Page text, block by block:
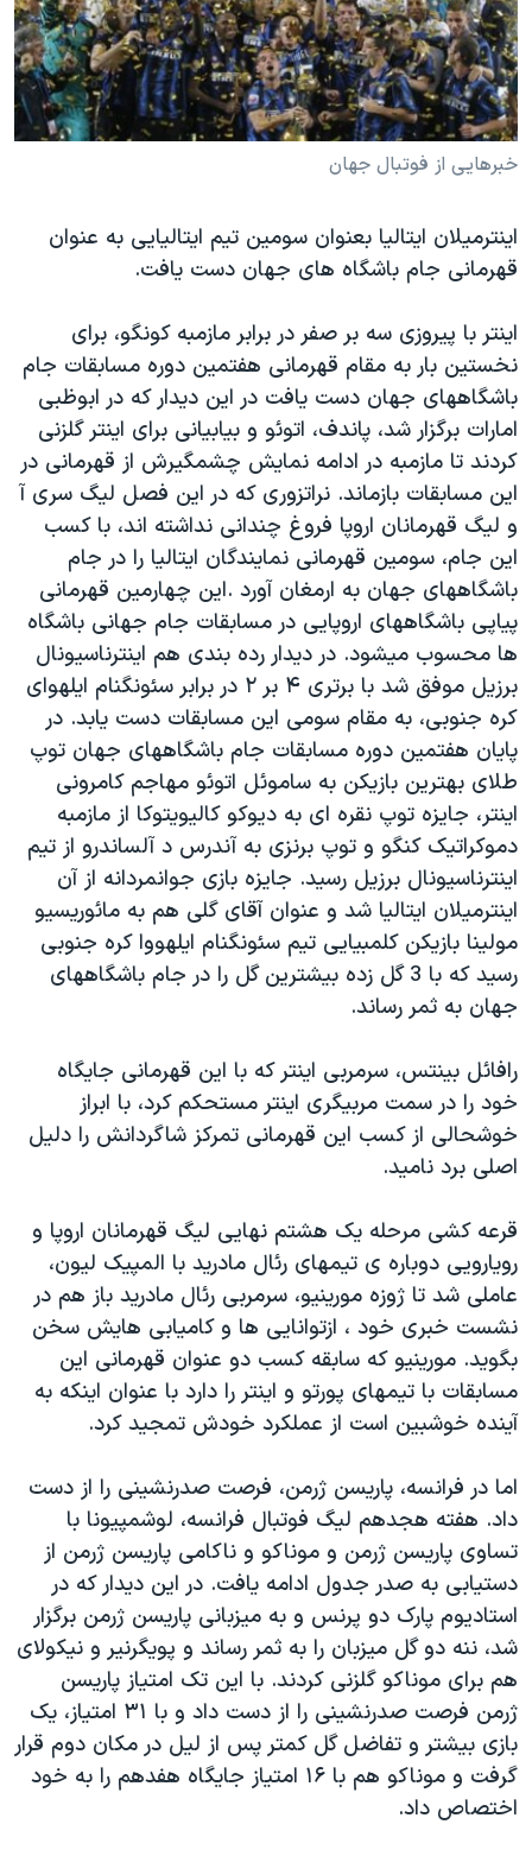
فرهنگ و زندگی
حقوق شهروندی
اقتصادی
علم و فناوری
گالری عکس
آرشیو پخش زنده
مستندها
انتخابات ریاست جمهوری آمریکا ۲۰۲۴
حمله جمهوری اسلامی به اسرائیل
رمز مهسا
اعتراضات زن، زندگی، آزادی
مجموعه مستندهای دادخواهی
تریبونال مردمی آبان ۹۸
دادگاه حمید نوری
چهل سال گروگان‌گیری
قانون شفافیت دارائی کادر رهبری ایران
اعتراضات مردمی آبان ۹۸
اسرائیل در جنگ
نرگس محمدی برنده جایزه نوبل صلح
همایش محافظه‌کاران آمریکا «سی‌پک»
صفحه‌های ویژه
سفر پرزیدنت ترامپ به چین
دنبال کنید
زبانهای مختلف
خبرهایی از فوتبال جهان
اینترمیلان ایتالیا بعنوان سومین تیم ایتالیایی به عنوان
قهرمانی جام باشگاه های جهان دست یافت.
اینتر با پیروزی سه بر صفر در برابر مازمبه کونگو، برای
نخستین بار به مقام قهرمانی هفتمین دوره مسابقات جام
باشگاههای جهان دست یافت در این دیدار که در ابوظبی
امارات برگزار شد، پاندف، اتوئو و بیابیانی برای اینتر گلزنی
کردند تا مازمبه در ادامه نمایش چشمگیرش از قهرمانی در
این مسابقات بازماند. نراتزوری که در این فصل لیگ سری آ
و لیگ قهرمانان اروپا فروغ چندانی نداشته اند، با کسب
این جام، سومین قهرمانی نمایندگان ایتالیا را در جام
باشگاههای جهان به ارمغان آورد .این چهارمین قهرمانی
پیاپی باشگاههای اروپایی در مسابقات جام جهانی باشگاه
ها محسوب میشود. در دیدار رده بندی هم اینترناسیونال
برزیل موفق شد با برتری ۴ بر ۲ در برابر سئونگنام ایلهوای
کره جنوبی، به مقام سومی این مسابقات دست یابد. در
پایان هفتمین دوره مسابقات جام باشگاههای جهان توپ
طلای بهترین بازیکن به ساموئل اتوئو مهاجم کامرونی
اینتر، جایزه توپ نقره ای به دیوکو کالیویتوکا از مازمبه
دموکراتیک کنگو و توپ برنزی به آندرس د آلساندرو از تیم
اینترناسیونال برزیل رسید. جایزه بازی جوانمردانه از آن
اینترمیلان ایتالیا شد و عنوان آقای گلی هم به مائوریسیو
مولینا بازیکن کلمبیایی تیم سئونگنام ایلهووا کره جنوبی
رسید که با 3 گل زده بیشترین گل را در جام باشگاههای
جهان به ثمر رساند.
رافائل بینتس، سرمربی اینتر که با این قهرمانی جایگاه
خود را در سمت مربیگری اینتر مستحکم کرد، با ابراز
خوشحالی از کسب این قهرمانی تمرکز شاگردانش را دلیل
اصلی برد نامید.
قرعه کشی مرحله یک هشتم نهایی لیگ قهرمانان اروپا و
رویارویی دوباره ی تیمهای رئال مادرید با المپیک لیون،
عاملی شد تا ژوزه مورینیو، سرمربی رئال مادرید باز هم در
نشست خبری خود ، ازتوانایی ها و کامیابی هایش سخن
بگوید. مورینیو که سابقه کسب دو عنوان قهرمانی این
مسابقات با تیمهای پورتو و اینتر را دارد با عنوان اینکه به
آینده خوشبین است از عملکرد خودش تمجید کرد.
اما در فرانسه، پاریسن ژرمن، فرصت صدرنشینی را از دست
داد. هفته هجدهم لیگ فوتبال فرانسه، لوشمپیونا با
تساوی پاریسن ژرمن و موناکو و ناکامی پاریسن ژرمن از
دستیابی به صدر جدول ادامه یافت. در این دیدار که در
استادیوم پارک دو پرنس و به میزبانی پاریسن ژرمن برگزار
شد، ننه دو گل میزبان را به ثمر رساند و پویگرنیر و نیکولای
هم برای موناکو گلزنی کردند. با این تک امتیاز پاریسن
ژرمن فرصت صدرنشینی را از دست داد و با ۳۱ امتیاز، یک
بازی بیشتر و تفاضل گل کمتر پس از لیل در مکان دوم قرار
گرفت و موناکو هم با ۱۶ امتیاز جایگاه هفدهم را به خود
اختصاص داد.